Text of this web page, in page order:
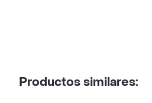
Productos similares: